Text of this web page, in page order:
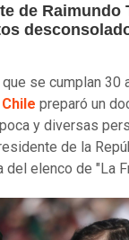
de Raimundo
se cumplan 30
Chile preparó un
y diversas
de la
elenco de "La